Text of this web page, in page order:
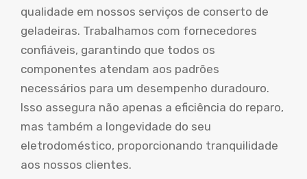
qualidade em nossos serviços de conserto de
geladeiras. Trabalhamos com fornecedores
confiáveis, garantindo que todos os
componentes atendam aos padrões
necessários para um desempenho duradouro.
Isso assegura não apenas a eficiência do reparo,
mas também a longevidade do seu
eletrodoméstico, proporcionando tranquilidade
aos nossos clientes.